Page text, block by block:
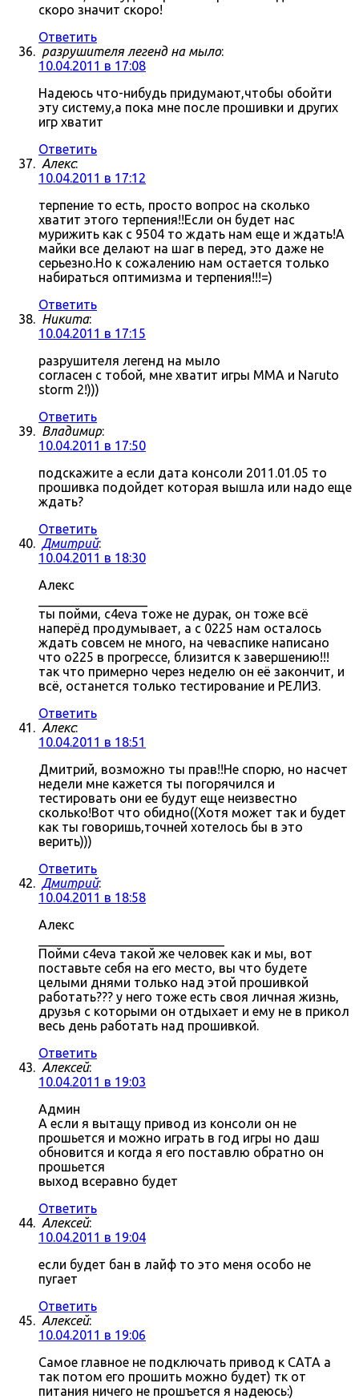
скоро значит скоро!
Ответить
разрушителя легенд на мыло:
10.04.2011 в 17:08
Надеюсь что-нибудь придумают,чтобы обойти
эту систему,а пока мне после прошивки и других
игр хватит
Ответить
Алекс:
10.04.2011 в 17:12
терпение то есть, просто вопрос на сколько
хватит этого терпения!!Если он будет нас
мурижить как с 9504 то ждать нам еще и ждать!А
майки все делают на шаг в перед, это даже не
серьезно.Но к сожалению нам остается только
набираться оптимизма и терпения!!!=)
Ответить
Никита:
10.04.2011 в 17:15
разрушителя легенд на мыло
согласен с тобой, мне хватит игры MMA и Naruto
storm 2!)))
Ответить
Владимир:
10.04.2011 в 17:50
подскажите а если дата консоли 2011.01.05 то
прошивка подойдет которая вышла или надо еще
ждать?
Ответить
Дмитрий:
10.04.2011 в 18:30
Алекс
ты пойми, c4eva тоже не дурак, он тоже всё
наперёд продумывает, а с 0225 нам осталось
ждать совсем не много, на чеваспике написано
что о225 в прогрессе, близится к завершению!!!
так что примерно через неделю он её закончит, и
всё, останется только тестирование и РЕЛИЗ.
Ответить
Алекс:
10.04.2011 в 18:51
Дмитрий, возможно ты прав!!Не спорю, но насчет
недели мне кажется ты погорячился и
тестировать они ее будут еще неизвестно
сколько!Вот что обидно((Хотя может так и будет
как ты говоришь,точней хотелось бы в это
верить)))
Ответить
Дмитрий:
10.04.2011 в 18:58
Алекс
Пойми c4eva такой же человек как и мы, вот
поставьте себя на его место, вы что будете
целыми днями только над этой прошивкой
работать??? у него тоже есть своя личная жизнь,
друзья с которыми он отдыхает и ему не в прикол
весь день работать над прошивкой.
Ответить
Алексей:
10.04.2011 в 19:03
Админ
А если я вытащу привод из консоли он не
прошьется и можно играть в год игры но даш
обновится и когда я его поставлю обратно он
прошьется
выход всеравно будет
Ответить
Алексей:
10.04.2011 в 19:04
если будет бан в лайф то это меня особо не
пугает
Ответить
Алексей:
10.04.2011 в 19:06
Самое главное не подключать привод к САТА а
так потом его прошить можно будет) тк от
питания ничего не прошъется я надеюсь:)